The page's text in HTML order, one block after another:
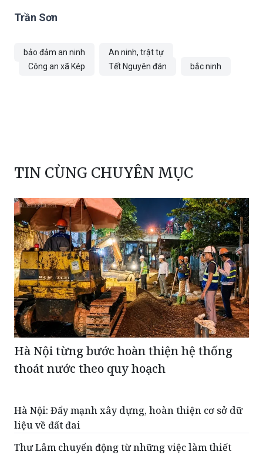
Trần Sơn
bảo đảm an ninh
An ninh, trật tự
Công an xã Kép
Tết Nguyên đán bắc ninh
TIN CÙNG CHUYÊN MỤC
Hà Nội từng bước hoàn thiện hệ thống
thoát nước theo quy hoạch
Hà Nội: Đẩy mạnh xây dựng, hoàn thiện cơ sở dữ
liệu về đất đai
Thư Lâm chuyển động từ những việc làm thiết